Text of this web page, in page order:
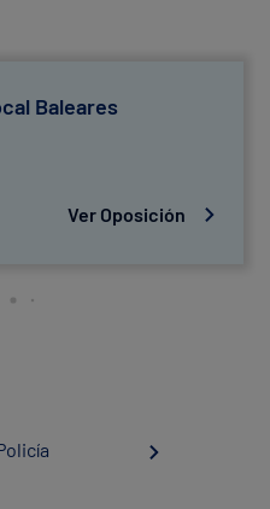
Baleares
Ver Oposición